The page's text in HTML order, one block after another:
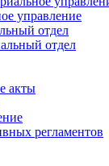
управление
отдел
отдел
акты
регламентов